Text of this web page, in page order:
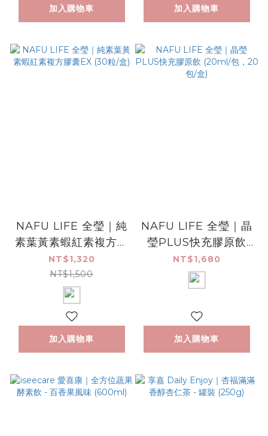
加入購物車 加入購物車
NAFU LIFE 全瑩｜純
素葉黃素蝦紅素複方膠
囊EX (30粒/盒)
NT$1,320
NT$1,500
加入購物車
NAFU LIFE 全瑩｜晶
瑩PLUS快充膠原飲
(20ml/包，20包/盒)
NT$1,680
加入購物車